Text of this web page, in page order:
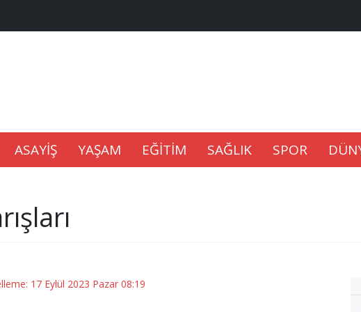
ASAYİŞ YAŞAM EĞİTİM SAĞLIK SPOR
17 Eylül 2023 Pazar 08:19